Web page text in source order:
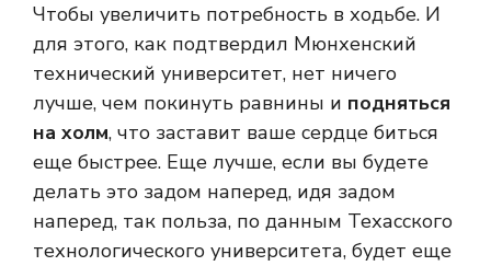
Чтобы увеличить потребность в ходьбе. И
для этого, как подтвердил Мюнхенский
технический университет, нет ничего
лучше, чем покинуть равнины и подняться
на холм, что заставит ваше сердце биться
еще быстрее. Еще лучше, если вы будете
делать это задом наперед, идя задом
наперед, так польза, по данным Техасского
технологического университета, будет еще